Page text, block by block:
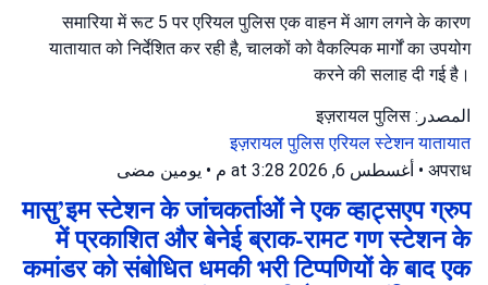
समारिया में रूट 5 पर एरियल पुलिस एक वाहन में आग लगने के कारण
यातायात को निर्देशित कर रही है, चालकों को वैकल्पिक मार्गों का उपयोग
करने की सलाह दी गई है।
المصدر: इज़रायल पुलिस
इज़रायल पुलिसएरियल स्टेशनयातायात
अपराध
• أغسطس 6, 2026 at 3:28 م • يومين مضى
मासु’इम स्टेशन के जांचकर्ताओं ने एक व्हाट्सएप ग्रुप
में प्रकाशित और बेनेई ब्राक-रामट गण स्टेशन के
कमांडर को संबोधित धमकी भरी टिप्पणियों के बाद एक